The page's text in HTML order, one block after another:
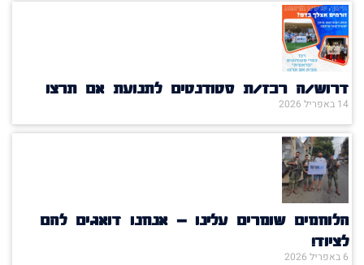
דרוש/ה רכז/ת סטודנטים לתנועת אם תרצו
14 באפריל 2026
הלוחמים שומרים עלינו – אנחנו דואגים להם
לציוד!
6 באפריל 2026